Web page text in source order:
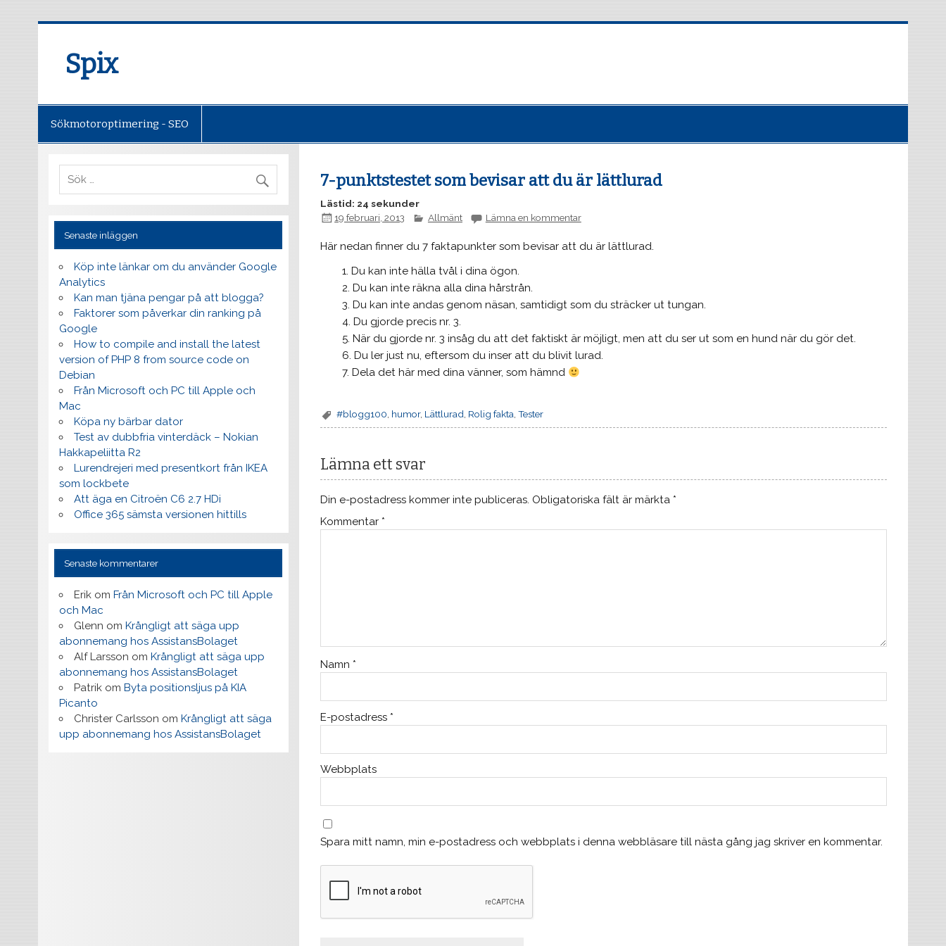
Spix
Sökmotoroptimering - SEO
7-punktstestet som bevisar att du är lättlurad
Lästid: 24 sekunder
19 februari, 2013
Allmänt Lämna en kommentar
Här nedan finner du 7 faktapunkter som bevisar att du är lättlurad.
Du kan inte hälla tvål i dina ögon.
Du kan inte räkna alla dina hårstrån.
Du kan inte andas genom näsan, samtidigt som du sträcker ut tungan.
Du gjorde precis nr. 3.
När du gjorde nr. 3 insåg du att det faktiskt är möjligt, men att du ser ut som en hund när du gör det.
Du ler just nu, eftersom du inser att du blivit lurad.
Dela det här med dina vänner, som hämnd
#blogg100 humor, Lättlurad Rolig fakta ,Tester
Lämna ett svar
Din e-postadress kommer inte publiceras. Obligatoriska fält är märkta *
Kommentar *
Namn *
E-postadress *
Webbplats
Spara mitt namn, min e-postadress och webbplats i denna webbläsare till nästa gång jag skriver en kommentar.
Senaste inläggen
Köp inte länkar om du använder Google
Analytics
Kan man tjäna pengar på att blogga?
Faktorer som påverkar din ranking på
Google
How to compile and install the latest
version of PHP 8 from source code on
Debian
Från Microsoft och PC till Apple och
Mac
Köpa ny bärbar dator
Test av dubbfria vinterdäck – Nokian
Hakkapeliitta R2
Lurendrejeri med presentkort från IKEA
som lockbete
Att äga en Citroën C6 2.7 HDi
Office 365 sämsta versionen hittills
Senaste kommentarer
Erik omFrån Microsoft och PC till Apple
och Mac
Glenn omKrångligt att säga upp
abonnemang hos AssistansBolaget
Alf Larsson omKrångligt att säga upp
abonnemang hos AssistansBolaget
Patrik omByta positionsljus på KIA
Picanto
Christer Carlsson omKrångligt att säga
upp abonnemang hos AssistansBolaget